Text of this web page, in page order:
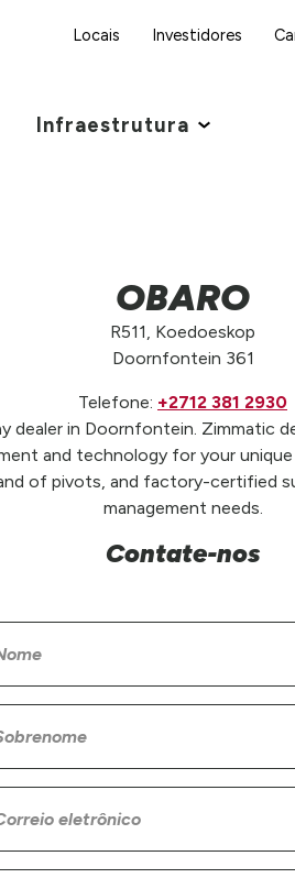
Locais Investidores
Infraestrutura
OBARO
R511, Koedoeskop
Doornfontein 361
Telefone: +2712 381 2930
dealer in Doornfontein. Zimmatic
and technology for your
of pivots, and factory-certified
management needs.
Contate-nos